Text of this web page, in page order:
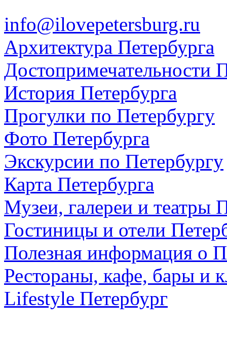
info@ilovepetersburg.ru
Архитектура Петербурга
Достопримечательности
История Петербурга
Прогулки по Петербургу
Фото Петербурга
Экскурсии по Петербургу
Карта Петербурга
Музеи, галереи и театры
Гостиницы и отели
Полезная информация о
Рестораны, кафе, бары и
Lifestyle Петербург